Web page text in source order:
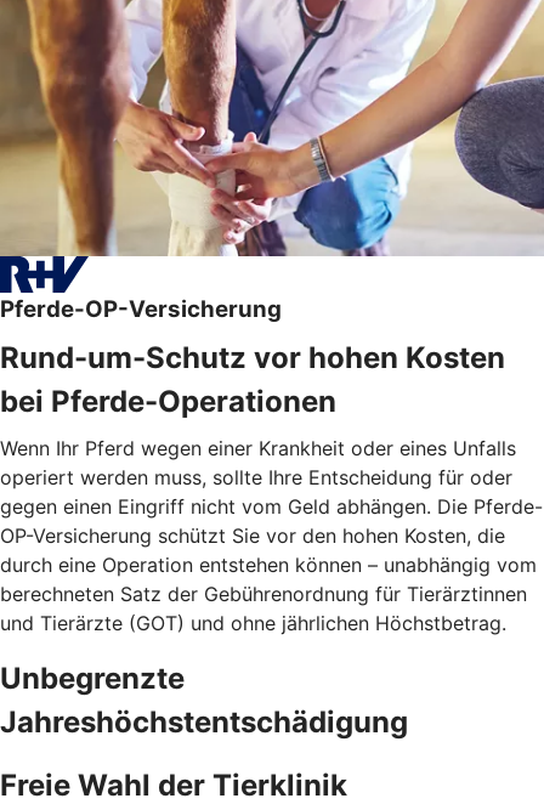
Pferde-OP-Versicherung
Rund-um-Schutz vor hohen Kosten
bei Pferde-Operationen
Wenn Ihr Pferd wegen einer Krankheit oder eines Unfalls
operiert werden muss, sollte Ihre Entscheidung für oder
gegen einen Eingriff nicht vom Geld abhängen. Die Pferde-
OP-Versicherung schützt Sie vor den hohen Kosten, die
durch eine Operation entstehen können – unabhängig vom
berechneten Satz der Gebührenordnung für Tierärztinnen
und Tierärzte (GOT) und ohne jährlichen Höchstbetrag.
Unbegrenzte
Jahreshöchstentschädigung
Freie Wahl der Tierklinik